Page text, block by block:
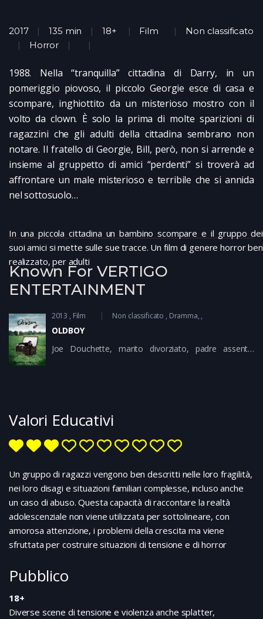
2017 135 min 18+ Film
Non classificato
Horror
1988. Nella “tranquilla” cittadina di Darry, in un
pomeriggio piovoso, il piccolo Georgie esce di casa e
scompare, inghiottito da un misterioso mostro con il
volto da clown. È solo la prima di molte sparizioni di
ragazzini che gli adulti della cittadina sembrano non
notare. Il fratello di Georgie, Bill, però, non si arrende e
insieme al gruppetto di amici “perdenti” si troverà ad
affrontare un male misterioso e terribile che si annida
nel sottosuolo…
In una piccola cittadina un bambino scompare e il gruppo dei
suoi amici si mette sulle sue tracce. Un film di genere horror ben
realizzato, per adulti
Known For VERTIGO
ENTERTAINMENT
2013 Film Non classificato Dramma
OLDBOY
Joe Douchette, marito divorziato, padre assente,
solo la vendetta ma il suo carceriere misterioso gli
Valori Educativi
Un gruppo di ragazzi vengono ben descritti nelle loro fragilità,
nei loro disagi e situazioni familiari complesse, incluso anche
un caso di abuso. Questa capacità di raccontare la realtà
adolescenziale non viene utilizzata per sottolineare, con
amorosa attenzione, i problemi della crescita ma viene
sfruttata per costruire situazioni di tensione e di horror
Pubblico
18+
Diverse scene di tensione e violenza anche splatter,